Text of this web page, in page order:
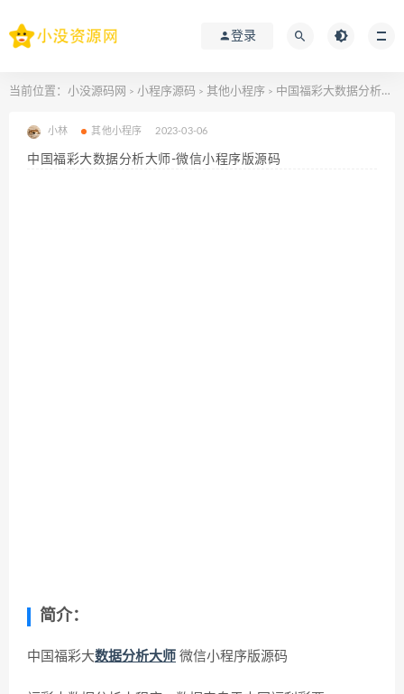
登录
当前位置： 小没源码网 > 小程序源码 > 其他小程序 > 中国福彩大数据分析大师-微信小程序版源码
小林 其他小程序 2023-03-06
中国福彩大数据分析大师-微信小程序版源码
简介：
中国福彩大数据分析大师 微信小程序版源码